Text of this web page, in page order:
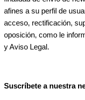
afines a su perfil de
acceso, rectificación,
oposición, como le
y Aviso Legal.
Suscríbete a nuestra